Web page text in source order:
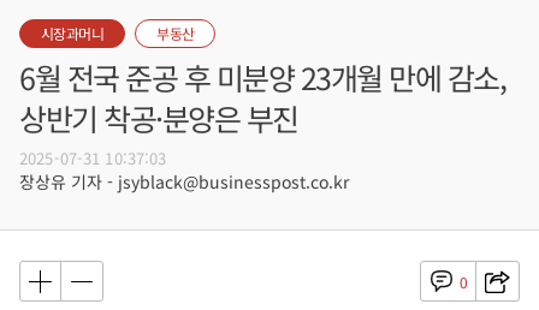
시장과머니 부동산
6월 전국 준공 후 미분양 23개월 만에 감소,
상반기 착공·분양은 부진
2025-07-31 10:37:03
장상유 기자 - jsyblack@businesspost.co.kr
0